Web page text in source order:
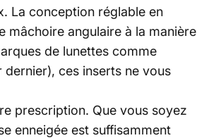
La conception réglable en
mâchoire angulaire à la manière
de lunettes comme
ces inserts ne vous
prescription. Que vous soyez
enneigée est suffisamment